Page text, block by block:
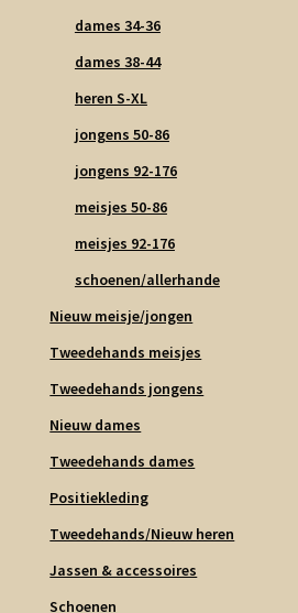
dames 34-36
dames 38-44
heren S-XL
jongens 50-86
jongens 92-176
meisjes 50-86
meisjes 92-176
schoenen/allerhande
Nieuw meisje/jongen
Tweedehands meisjes
Tweedehands jongens
Nieuw dames
Tweedehands dames
Positiekleding
Tweedehands/Nieuw heren
Jassen & accessoires
Schoenen